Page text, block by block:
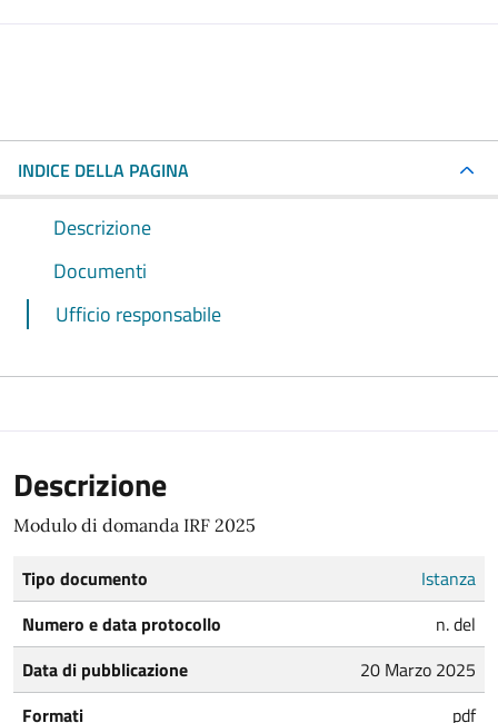
INDICE DELLA PAGINA
Descrizione
Documenti
Ufficio responsabile
Descrizione
Modulo di domanda IRF 2025
Tipo documento
Istanza
Numero e data protocollo
n. del
Data di pubblicazione
20 Marzo 2025
Formati
pdf